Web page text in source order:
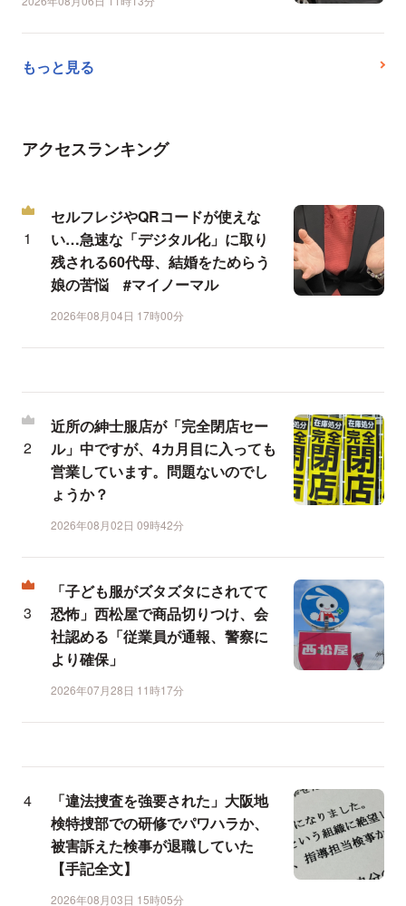
もっと見る
アクセスランキング
セルフレジやQRコードが使えな
い…急速な「デジタル化」に取り
残される60代母、結婚をためらう
娘の苦悩 #マイノーマル
2026年08月04日 17時00分
近所の紳士服店が「完全閉店セー
ル」中ですが、4カ月目に入っても
営業しています。問題ないのでし
ょうか？
2026年08月02日 09時42分
「子ども服がズタズタにされてて
恐怖」西松屋で商品切りつけ、会
社認める「従業員が通報、警察に
より確保」
2026年07月28日 11時17分
「違法捜査を強要された」大阪地
検特捜部での研修でパワハラか、
被害訴えた検事が退職していた
【手記全文】
2026年08月03日 15時05分